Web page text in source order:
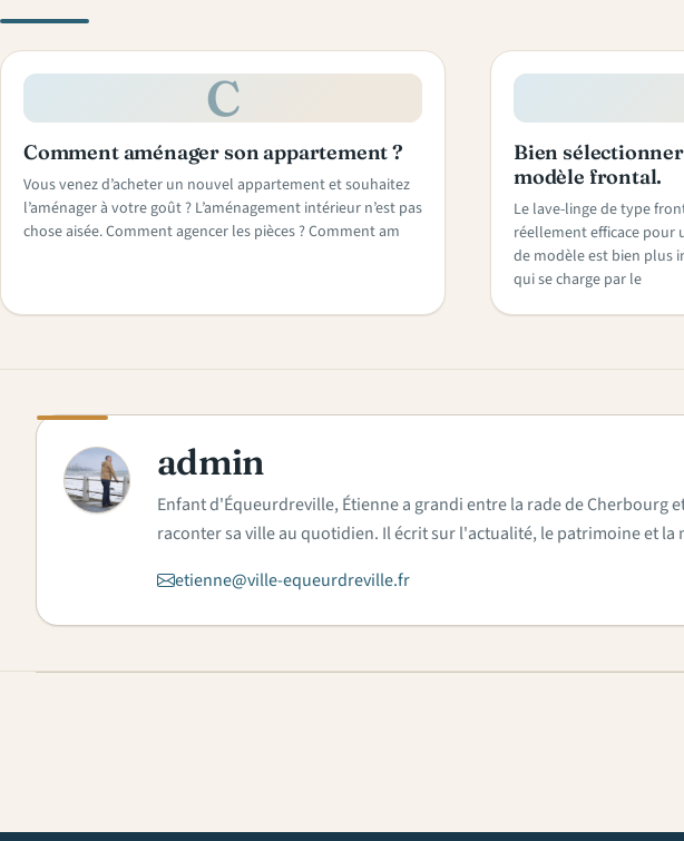
C
Comment aménager son appartement ?
Vous venez d’acheter un nouvel appartement et souhaitez
l’aménager à votre goût ? L’aménagement intérieur n’est pas
chose aisée. Comment agencer les pièces ? Comment am
Bien
modèle frontal.
Le lave-linge de type
réellement efficace pour
de modèle est bien plus
qui se charge par le
A admin
Enfant d'Équeurdreville, Étienne a grandi entre la rade de Cherbourg
raconter sa ville au quotidien. Il écrit sur l'actualité, le patrimoine et
etienne@ville-equeurdreville.fr